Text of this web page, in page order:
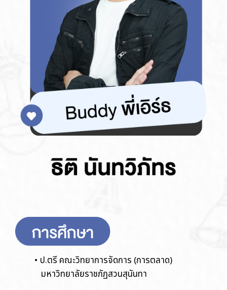
ป.ตรี คณะวิทยาการจัดการ (การตลาด)
มหาวิทยาลัยราชภัฏสวนสุนันทา